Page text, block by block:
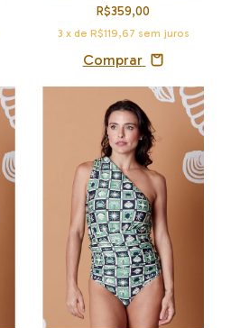
R$359,00
3 x de R$119,67 sem juros
Comprar